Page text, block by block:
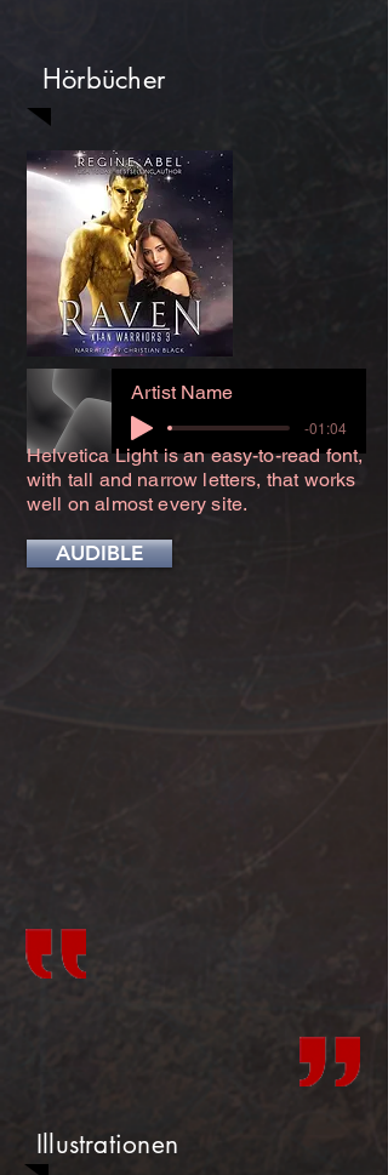
Hörbücher
Artist Name
-01:04
Helvetica Light is an easy-to-read font,
with tall and narrow letters, that works
well on almost every site.
AUDIBLE
Illustrationen